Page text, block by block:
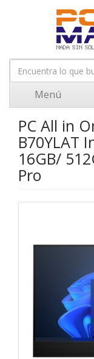
Menú
PC All in
B70YLAT
16GB/
Pro